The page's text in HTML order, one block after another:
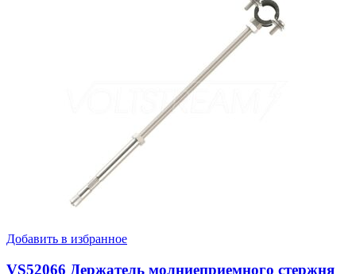
Добавить в избранное
VS52066 Держатель молниеприемного стержня